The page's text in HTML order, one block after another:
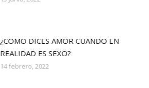
¿COMO DICES AMOR CUANDO EN
REALIDAD ES SEXO?
14 febrero, 2022